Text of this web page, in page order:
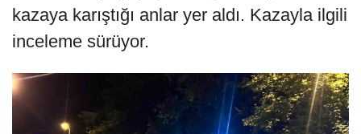
kazaya karıştığı anlar yer aldı. Kazayla ilgili
inceleme sürüyor.